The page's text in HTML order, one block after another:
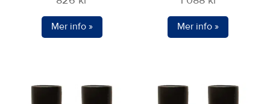
Mer info » Mer info »